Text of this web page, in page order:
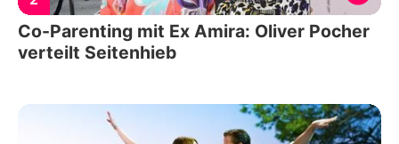
Co-Parenting mit Ex Amira: Oliver Pocher
verteilt Seitenhieb